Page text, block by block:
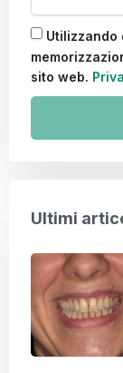
Utilizzando
sito web.
Ultimi